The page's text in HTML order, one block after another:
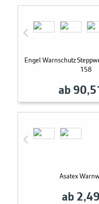
Engel Warnschutz
158
ab
Asatex
ab